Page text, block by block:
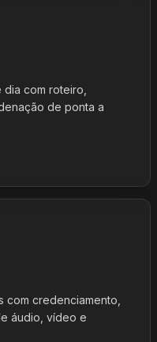
com roteiro,
de ponta a
com credenciamento,
áudio, vídeo e